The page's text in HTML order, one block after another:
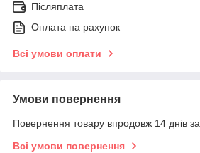
Післяплата
Оплата на рахунок
Всі умови оплати
Умови повернення
Повернення товару впродовж 14 днів
Всі умови повернення